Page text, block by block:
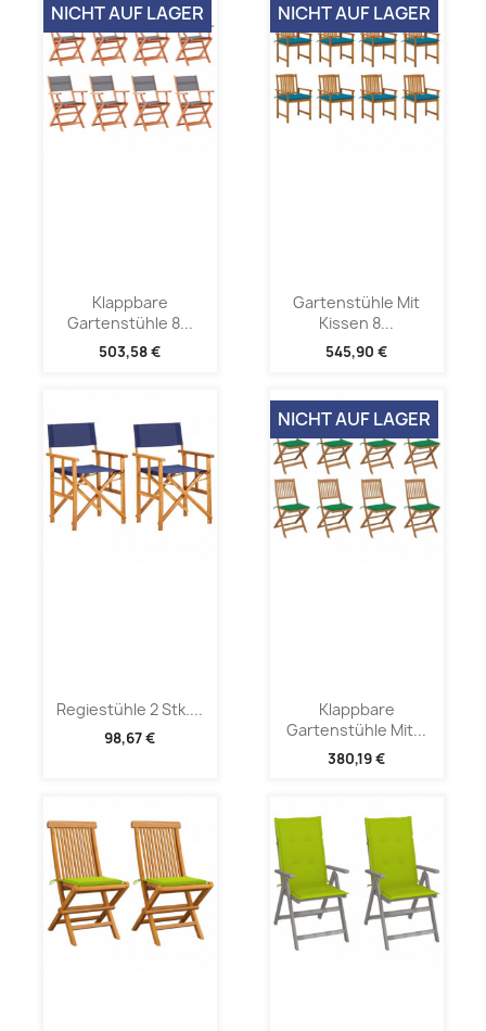
Klappbare
Gartenstühle 8...
503,58 €
NICHT AUF LAGER
Gartenstühle Mit
Kissen 8...
545,90 €
NICHT AUF LAGER
Regiestühle 2 Stk....
98,67 €
Klappbare
Gartenstühle Mit...
380,19 €
NICHT AUF LAGER